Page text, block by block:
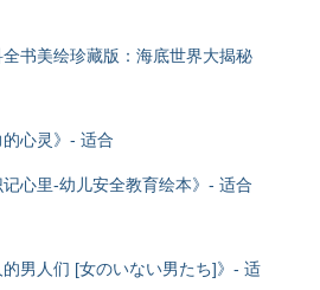
书美绘珍藏版：海底世界大揭秘
心灵》- 适合
心里-幼儿安全教育绘本》- 适合
男人们 [女のいない男たち]》- 适